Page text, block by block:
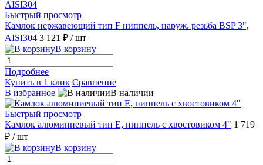
Быстрый просмотр
Камлок нержавеющий тип F ниппель, наруж. резьба BSP 3",
AISI304 3 121 ₽ / шт
В корзину
Подробнее
Купить в 1 клик Сравнение
В избранное
В наличии
Быстрый просмотр
Камлок алюминиевый тип E, ниппель с хвостовиком 4" 1 719
₽ / шт
В корзину